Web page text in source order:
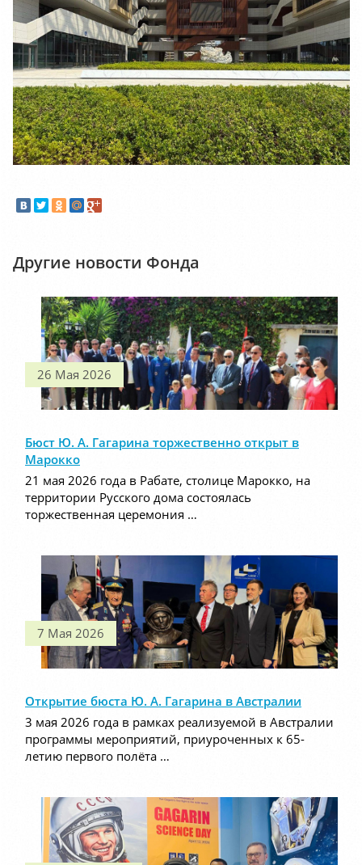
Другие новости Фонда
26 Мая 2026
Бюст Ю. А. Гагарина торжественно открыт в
Марокко
21 мая 2026 года в Рабате, столице Марокко, на
территории Русского дома состоялась
торжественная церемония …
7 Мая 2026
Открытие бюста Ю. А. Гагарина в Австралии
3 мая 2026 года в рамках реализуемой в Австралии
программы мероприятий, приуроченных к 65-
летию первого полёта …